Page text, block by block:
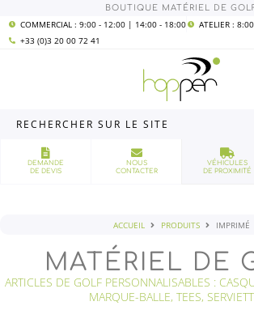
contenu
BOUTIQUE MATÉRIEL DE
COMMERCIAL : 9:00 - 12:00 | 14:00 - 18:00
ATELIER :
+33 (0)3 20 00 72 41
DEMANDE
DE DEVIS
NOUS
CONTACTER
VÉHICULES
DE PROXIMITÉ
ACCUEIL PRODUITS IMPRIMÉ
MATÉRIEL DE
ARTICLES DE GOLF PERSONNALISABLES :
MARQUE-BALLE, TEES,